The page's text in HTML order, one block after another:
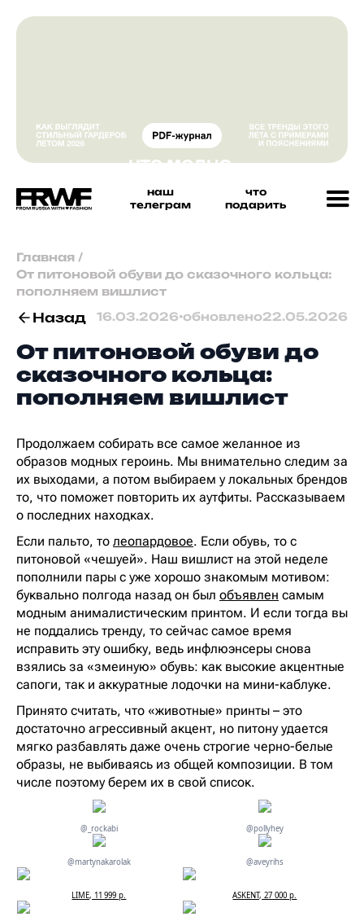
наш
телеграм
что
подарить
Главная /
От питоновой обуви до сказочного кольца:
пополняем вишлист
Назад 16.03.2026•обновлено22.05.2026
От питоновой обуви до
сказочного кольца:
пополняем вишлист
Продолжаем собирать все самое желанное из
образов модных героинь. Мы внимательно следим за
их выходами, а потом выбираем у локальных брендов
то, что поможет повторить их аутфиты. Рассказываем
о последних находках.
Если пальто, то леопардовое. Если обувь, то с
питоновой «чешуей». Наш вишлист на этой неделе
пополнили пары с уже хорошо знакомым мотивом:
буквально полгода назад он был объявлен самым
модным анималистическим принтом. И если тогда вы
не поддались тренду, то сейчас самое время
исправить эту ошибку, ведь инфлюэнсеры снова
взялись за «змеиную» обувь: как высокие акцентные
сапоги, так и аккуратные лодочки на мини-каблуке.
Принято считать, что «животные» принты – это
достаточно агрессивный акцент, но питону удается
мягко разбавлять даже очень строгие черно-белые
образы, не выбиваясь из общей композиции. В том
числе поэтому берем их в свой список.
@_rockabi @pollyhey
@martynakarolak @aveyrihs
LIME, 11 999 р. ASKENT, 27 000 р.